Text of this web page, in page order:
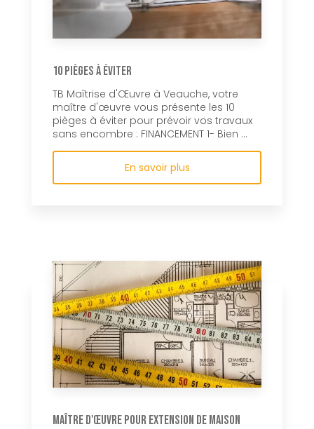
10 pièges à éviter
TB Maîtrise d'Œuvre à Veauche, votre
maître d'œuvre vous présente les 10
pièges à éviter pour prévoir vos travaux
sans encombre : FINANCEMENT 1- Bien ...
En savoir plus
Maître d'œuvre pour extension de maison